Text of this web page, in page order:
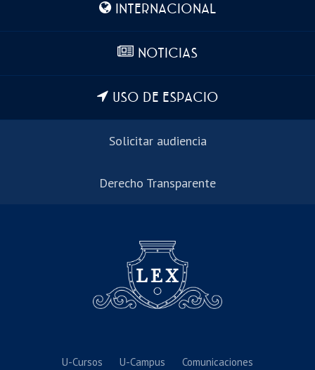
INTERNACIONAL
NOTICIAS
USO DE ESPACIO
Solicitar audiencia
Derecho Transparente
U-Cursos U-Campus Comunicaciones